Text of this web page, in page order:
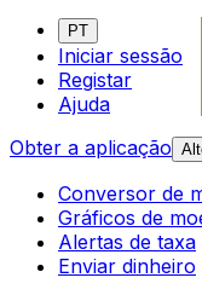
PT
Iniciar sessão
Registar
Ajuda
Obter a aplicação
Conversor de
Gráficos de
Alertas de taxa
Enviar dinheiro